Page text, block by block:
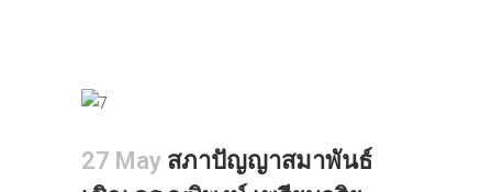
27 May สภาปัญญาสมาพันธ์